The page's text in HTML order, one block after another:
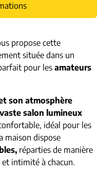
propose cette
située dans un
pour les amateurs
son atmosphère
vaste salon lumineux
idéal pour les
maison dispose
réparties de manière
intimité à chacun.